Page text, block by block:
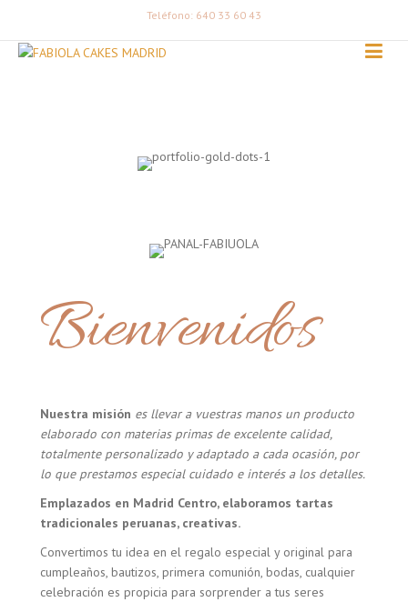
Teléfono: 640 33 60 43
Bienvenidos
Nuestra misión es llevar a vuestras manos un producto
elaborado con materias primas de excelente calidad,
totalmente personalizado y adaptado a cada ocasión, por
lo que prestamos especial cuidado e interés a los detalles.
Emplazados en Madrid Centro, elaboramos tartas
tradicionales peruanas, creativas.
Convertimos tu idea en el regalo especial y original para
cumpleaños, bautizos, primera comunión, bodas, cualquier
celebración es propicia para sorprender a tus seres